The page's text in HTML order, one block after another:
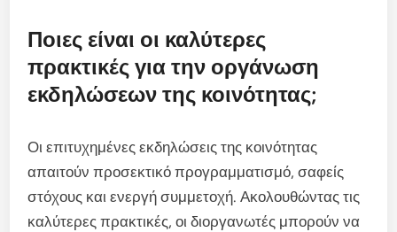
Ποιες είναι οι καλύτερες
πρακτικές για την οργάνωση
εκδηλώσεων της κοινότητας;
Οι επιτυχημένες εκδηλώσεις της κοινότητας
απαιτούν προσεκτικό προγραμματισμό, σαφείς
στόχους και ενεργή συμμετοχή. Ακολουθώντας τις
καλύτερες πρακτικές, οι διοργανωτές μπορούν να